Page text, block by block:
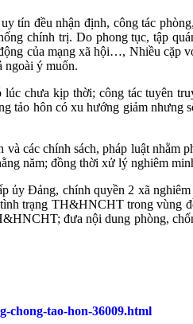
tín đều nhận định, công tác
chính trị. Do phong tục, tập
của mạng xã hội…, Nhiều
ngoài ý muốn.
chưa kịp thời; công tác tuyên
tảo hôn có xu hướng giảm nhưng
các chính sách, pháp luật
năm; đồng thời xử lý nghiêm
Đảng, chính quyền 2 xã
trạng TH&HNCHT trong vùng
đưa nội dung phòng,
chong-tao-hon-36009.html